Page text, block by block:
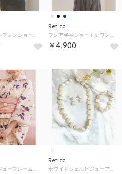
Retica
￥4,900
ゴールドビジューフレームパール浴衣飾り帯紐
Retica
ホワイトシェルビジューアクセサリー3点セット [ネックレス＋ピアス+ブレスレット] （ホワイト）